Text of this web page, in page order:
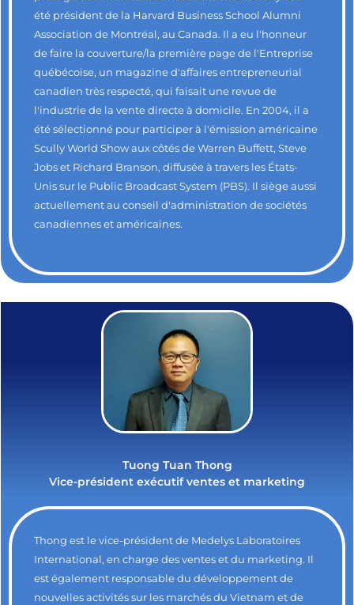
été président de la Harvard Business School Alumni
Association de Montréal, au Canada. Il a eu l'honneur
de faire la couverture/la première page de l'Entreprise
québécoise, un magazine d'affaires entrepreneurial
canadien très respecté, qui faisait une revue de
l'industrie de la vente directe à domicile. En 2004, il a
été sélectionné pour participer à l'émission américaine
Scully World Show aux côtés de Warren Buffett, Steve
Jobs et Richard Branson, diffusée à travers les États-
Unis sur le Public Broadcast System (PBS). Il siège aussi
actuellement au conseil d'administration de sociétés
canadiennes et américaines.
Tuong Tuan Thong
Vice-président exécutif ventes et marketing
Thong est le vice-président de Medelys Laboratoires
International, en charge des ventes et du marketing. Il
est également responsable du développement de
nouvelles activités sur les marchés du Vietnam et de